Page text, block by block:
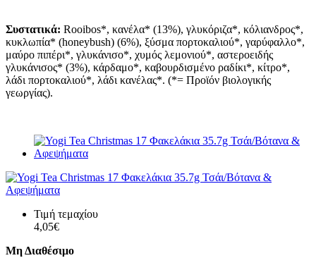
Συστατικά: Rooibos*, κανέλα* (13%), γλυκόριζα*, κόλιανδρος*,
κυκλωπία* (honeybush) (6%), ξύσμα πορτοκαλιού*, γαρύφαλλο*,
μαύρο πιπέρι*, γλυκάνισο*, χυμός λεμονιού*, αστεροειδής
γλυκάνισος* (3%), κάρδαμο*, καβουρδισμένο ραδίκι*, κίτρο*,
λάδι πορτοκαλιού*, λάδι κανέλας*. (*= Προϊόν βιολογικής
γεωργίας).
Τιμή τεμαχίου
4,05€
Μη Διαθέσιμο